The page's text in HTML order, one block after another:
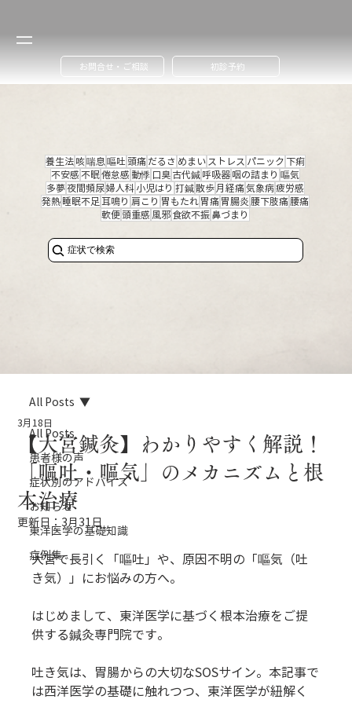
お問合せ・ご相談 初診予約
養生法 咳喘息 嘔吐 頭痛 だるさ めまい ストレス パニック 下痢
不安感 不眠倦怠感 動悸 口臭 古代鍼 呼吸器 咽の詰まり 嘔気
多夢夜間頻尿 婦人科 小児はり 打鍼散歩 月経痛気象病疲労感
発熱 睡眠不足 耳鳴り 肩こり 胃もたれ 胃痛 胃腸炎 腰下肢痛 腰痛
軟便 頭重感 風邪 食欲不振 鼻づまり
症状で検索
All Posts
患者様の声
症状別のアドバイス
お知らせ
東洋医学の基礎知識
症例集
All Posts
【大宮鍼灸】わかりやすく解説！
「嘔吐・嘔気」のメカニズムと根
本治療
3月18日
更新日：3月31日
大宮で長引く「嘔吐」や、原因不明の「嘔気（吐
き気）」にお悩みの方へ。
はじめまして、東洋医学に基づく根本治療をご提
供する鍼灸専門院です。
吐き気は、胃腸からの大切なSOSサイン。本記事で
は西洋医学の基礎に触れつつ、東洋医学が紐解く